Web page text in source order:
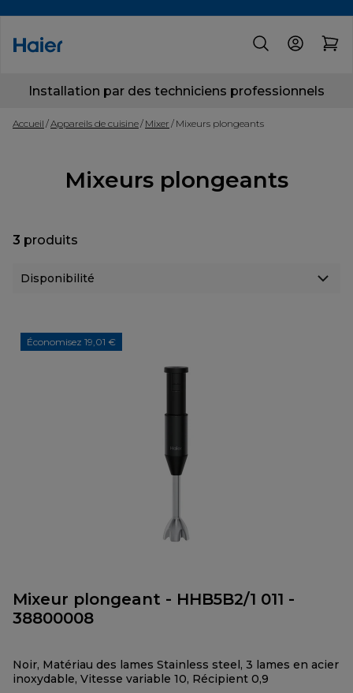
Installation par des techniciens professionnels
Accueil Appareils de cuisine Mixer Mixeurs plongeants
Mixeurs plongeants
3 produits
Économisez 19,01 €
Mixeur plongeant - HHB5B2/1 011 -
38800008
Noir, Matériau des lames Stainless steel, 3 lames en acier
inoxydable, Vitesse variable 10, Récipient 0,9